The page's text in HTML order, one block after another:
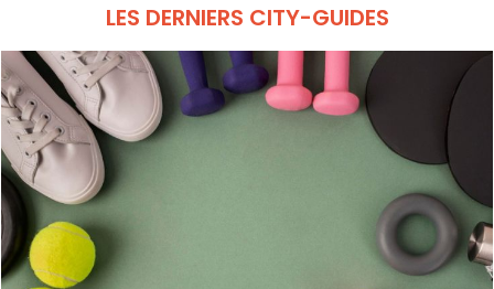
LES DERNIERS CITY-GUIDES